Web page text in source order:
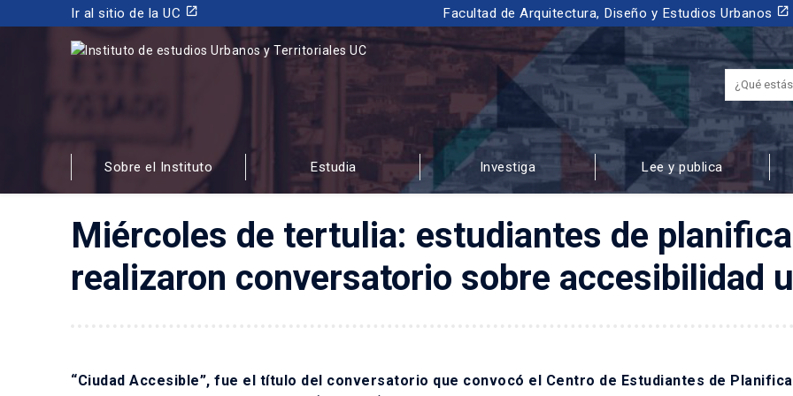
Ir al sitio de la UC launch Facultad de Arquitectura, Diseño y Estudios Urbanos launch
INSTITUTO DE ESTUDIOS URBANOS
Y TERRITORIALES
FACULTAD DE ARQUITECTURA, DISEÑO Y ESTUDIOS URBANOS
Sobre el Instituto Estudia Investiga Lee y publica
Miércoles de tertulia: estudiantes de
realizaron conversatorio sobre accesibilidad
“Ciudad Accesible”, fue el título del conversatorio que convocó el Centro de Estudiantes de